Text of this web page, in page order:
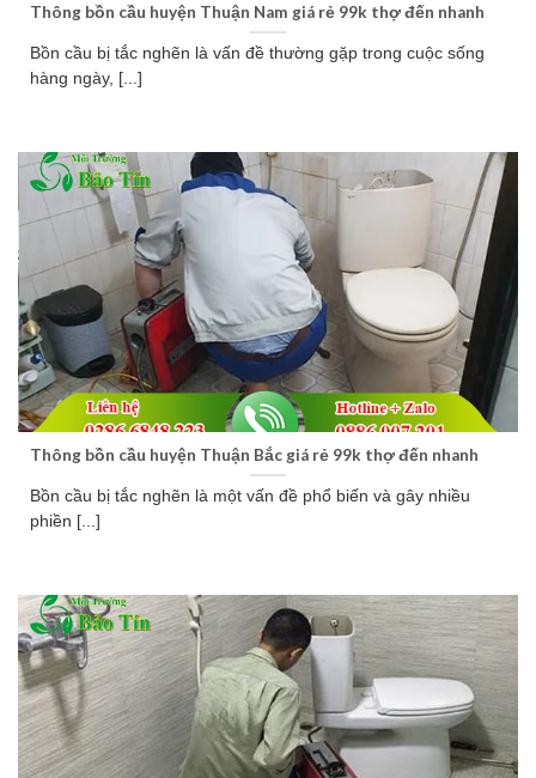
Thông bồn cầu huyện Thuận Nam giá rẻ 99k thợ đến nhanh
Bồn cầu bị tắc nghẽn là vấn đề thường gặp trong cuộc sống
hàng ngày, [...]
Thông bồn cầu huyện Thuận Bắc giá rẻ 99k thợ đến nhanh
Bồn cầu bị tắc nghẽn là một vấn đề phổ biến và gây nhiều
phiền [...]